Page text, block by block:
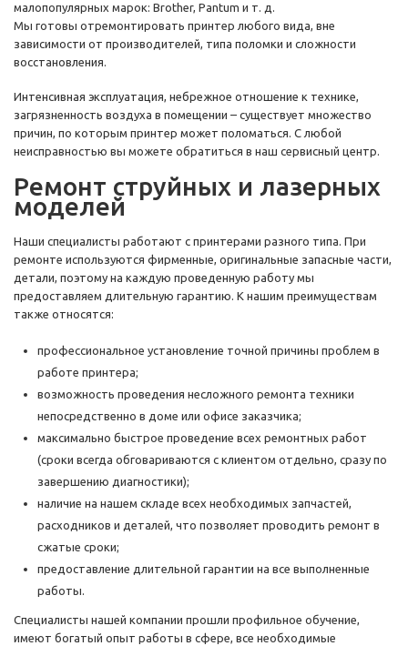
малопопулярных марок: Brother, Pantum и т. д.
Мы готовы отремонтировать принтер любого вида, вне
зависимости от производителей, типа поломки и сложности
восстановления.
Интенсивная эксплуатация, небрежное отношение к технике,
загрязненность воздуха в помещении – существует множество
причин, по которым принтер может поломаться. С любой
неисправностью вы можете обратиться в наш сервисный центр.
Ремонт струйных и лазерных
моделей
Наши специалисты работают с принтерами разного типа. При
ремонте используются фирменные, оригинальные запасные части,
детали, поэтому на каждую проведенную работу мы
предоставляем длительную гарантию. К нашим преимуществам
также относятся:
профессиональное установление точной причины проблем в
работе принтера;
возможность проведения несложного ремонта техники
непосредственно в доме или офисе заказчика;
максимально быстрое проведение всех ремонтных работ
(сроки всегда обговариваются с клиентом отдельно, сразу по
завершению диагностики);
наличие на нашем складе всех необходимых запчастей,
расходников и деталей, что позволяет проводить ремонт в
сжатые сроки;
предоставление длительной гарантии на все выполненные
работы.
Специалисты нашей компании прошли профильное обучение,
имеют богатый опыт работы в сфере, все необходимые